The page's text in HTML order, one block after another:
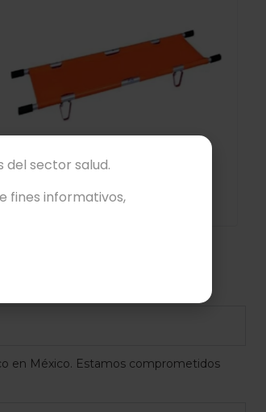
CAMILLA QYD106-1
en México. Estamos comprometidos
del sector salud.
fines informativos,